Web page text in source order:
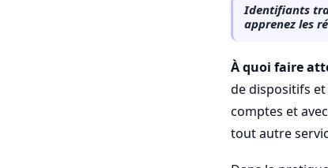
Identifiants
apprenez les
À quoi faire
de dispositifs et
comptes et
tout autre